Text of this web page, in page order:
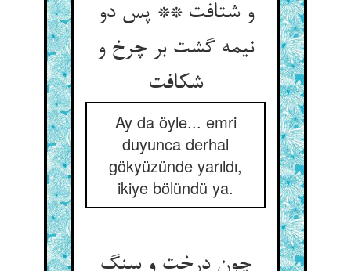
و شتافت ** پس دو
نیمه گشت بر چرخ و
شکافت
Ay da öyle... emri
duyunca derhal
gökyüzünde yarıldı,
ikiye bölündü ya.
چون درخت و سنگ